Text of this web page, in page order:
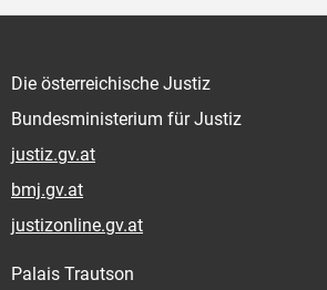
Die österreichische Justiz
Bundesministerium für Justiz
justiz.gv.at
bmj.gv.at
justizonline.gv.at
Palais Trautson